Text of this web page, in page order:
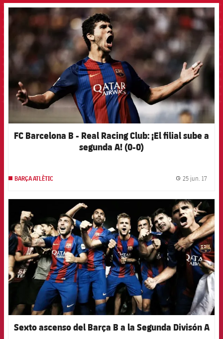
FCB Barcelona badge
FC Barcelona B - Real Racing Club: ¡El filial sube a
segunda A! (0-0)
BARÇA ATLÈTIC 25 jun. 17
FCB Barcelona badge
Sexto ascenso del Barça B a la Segunda Divisón A